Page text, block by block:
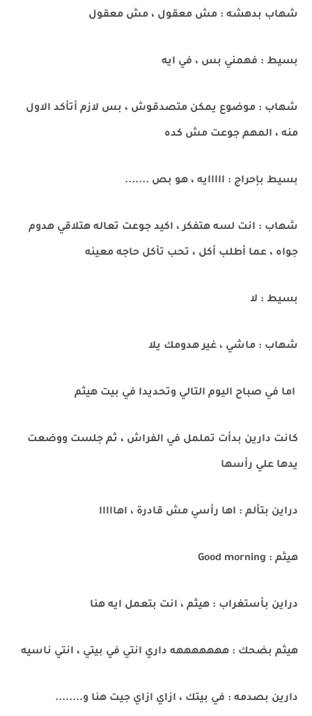
شهاب بدهشه : مش معقول ، مش معقول
بسيط : فهمني بس ، في ايه
شهاب : موضوع يمكن متصدقوش ، بس لازم أتأكد الاول
منه ، المهم جوعت مش كده
بسيط بإحراج : ااااايه ، هو بص .......
شهاب : انت لسه هتفكر ، اكيد جوعت تعاله هتلاقي هدوم
جواه ، عما أطلب أكل ، تحب تأكل حاجه معينه
بسيط : لا
شهاب : ماشي ، غير هدومك يلا
اما في صباح اليوم التالي وتحديدا في بيت هيثم
كانت دارين بدأت تململ في الفراش ، ثم جلست ووضعت
يدها علي رأسها
دراين بتألم : اها رأسي مش قادرة ، اهااااا
هيثم : Good morning
دراين بأستغراب : هيثم ، انت بتعمل ايه هنا
هيثم بضحك : هههههههه داري انتي في بيتي ، انتي ناسيه
دارين بصدمه : في بيتك ، ازاي ازاي جيت هنا و........